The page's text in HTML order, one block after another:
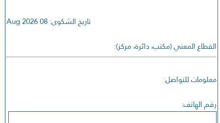
تاريخ الشكوى: 08 Aug 2026
القطاع المعني (مكتب، دائرة، مركز):
معلومات للتواصل:
رقم الهاتف: